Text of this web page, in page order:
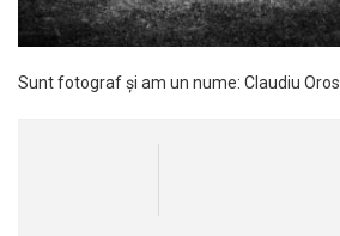
Sunt fotograf și am un nume: Claudiu Oros